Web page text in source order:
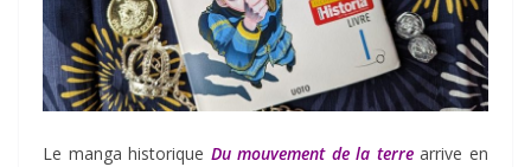
Le manga historique Du mouvement de la terrearrive en